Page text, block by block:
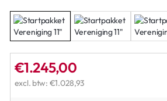
winkel...
€1.245,00
excl. btw: €1.028,93